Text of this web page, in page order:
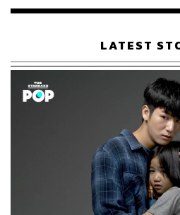
เรือนไทยที่ถูกซุกไว้
LATEST